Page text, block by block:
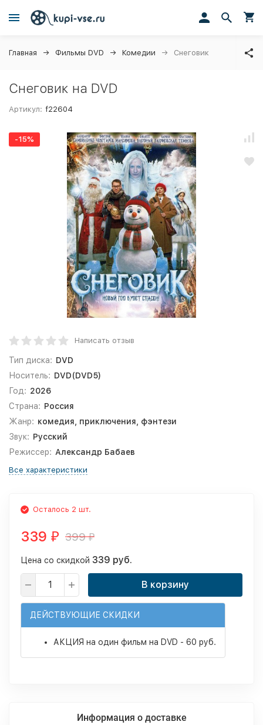
Главная Фильмы DVD Комедии Снеговик
Снеговик на DVD
Артикул: f22604
-15%
Написать отзыв
Тип диска: DVD
Носитель: DVD(DVD5)
Год: 2026
Страна: Россия
Жанр: комедия, приключения, фэнтези
Звук: Русский
Режиссер: Александр Бабаев
Все характеристики
Осталось 2 шт.
339 ₽ 399₽
Цена со скидкой 339 руб.
В корзину
ДЕЙСТВУЮЩИЕ СКИДКИ
АКЦИЯ на один фильм на DVD - 60 руб.
Информация о доставке